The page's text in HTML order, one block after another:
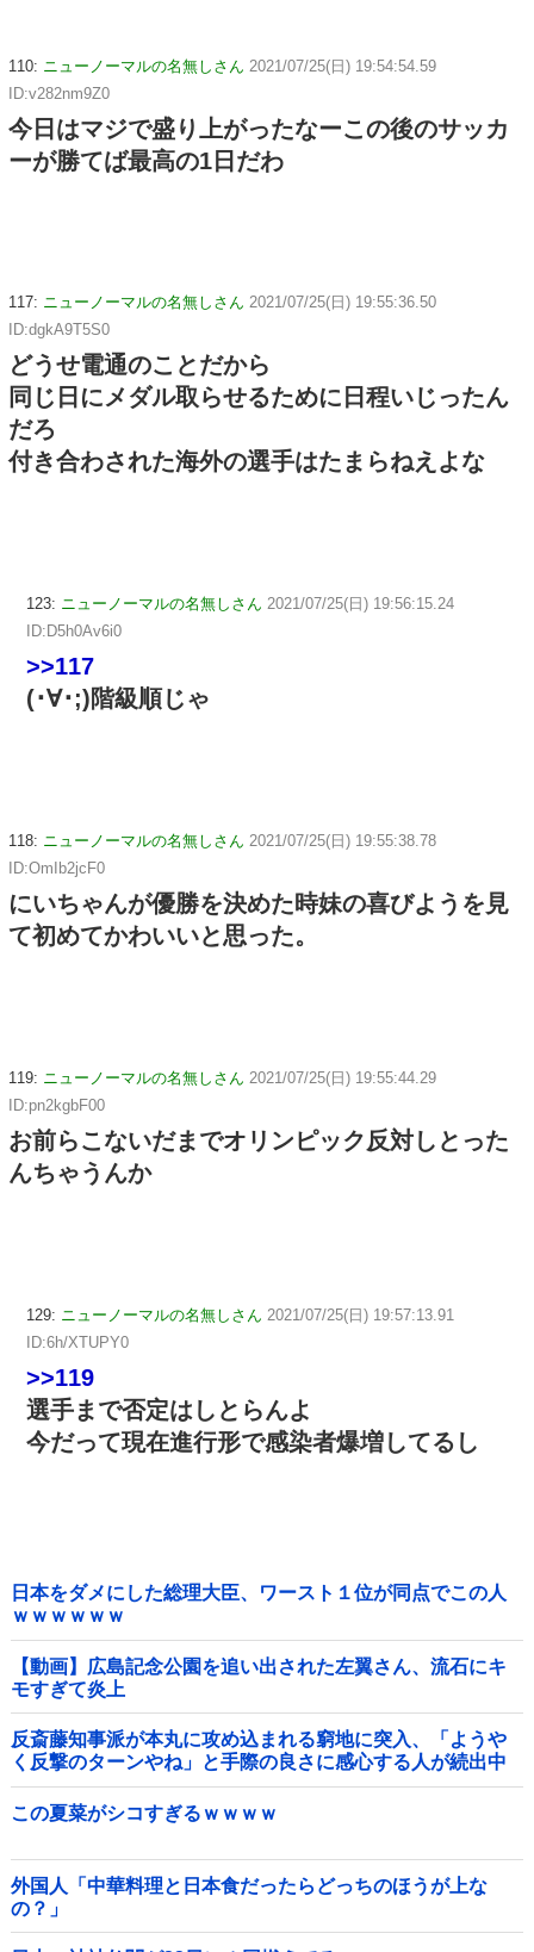
110: ニューノーマルの名無しさん 2021/07/25(日) 19:54:54.59
ID:v282nm9Z0
今日はマジで盛り上がったなーこの後のサッカ
ーが勝てば最高の1日だわ
117: ニューノーマルの名無しさん 2021/07/25(日) 19:55:36.50
ID:dgkA9T5S0
どうせ電通のことだから
同じ日にメダル取らせるために日程いじったん
だろ
付き合わされた海外の選手はたまらねえよな
123: ニューノーマルの名無しさん 2021/07/25(日) 19:56:15.24
ID:D5h0Av6i0
>>117
(･∀･;)階級順じゃ
118: ニューノーマルの名無しさん 2021/07/25(日) 19:55:38.78
ID:OmIb2jcF0
にいちゃんが優勝を決めた時妹の喜びようを見
て初めてかわいいと思った。
119: ニューノーマルの名無しさん 2021/07/25(日) 19:55:44.29
ID:pn2kgbF00
お前らこないだまでオリンピック反対しとった
んちゃうんか
129: ニューノーマルの名無しさん 2021/07/25(日) 19:57:13.91
ID:6h/XTUPY0
>>119
選手まで否定はしとらんよ
今だって現在進行形で感染者爆増してるし
日本をダメにした総理大臣、ワースト１位が同点でこの人
ｗｗｗｗｗｗ
【動画】広島記念公園を追い出された左翼さん、流石にキ
モすぎて炎上
反斎藤知事派が本丸に攻め込まれる窮地に突入、「ようや
く反撃のターンやね」と手際の良さに感心する人が続出中
他
この夏菜がシコすぎるｗｗｗｗ
外国人「中華料理と日本食だったらどっちのほうが上な
の？」